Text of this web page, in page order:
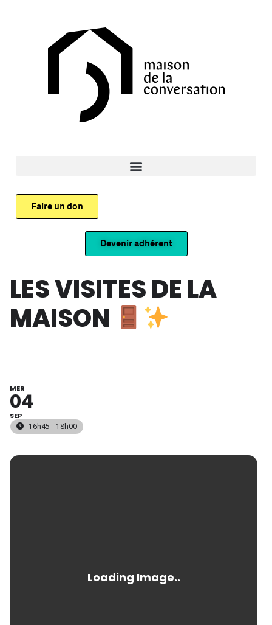
Faire un don
Devenir adhérent
LES VISITES DE LA
MAISON
MER
04
SEP
16h45 - 18h00